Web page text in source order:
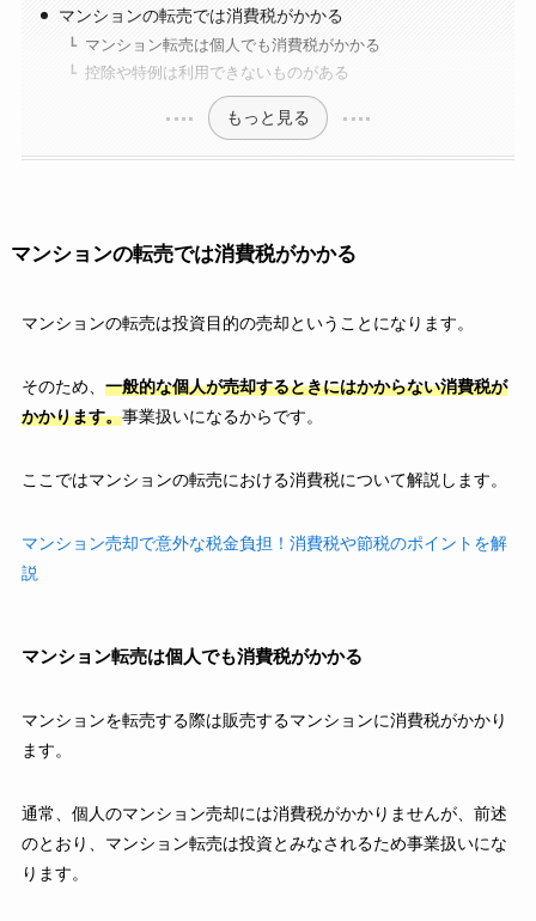
マンションの転売では消費税がかかる
マンション転売は個人でも消費税がかかる
控除や特例は利用できないものがある
もっと見る
マンションの転売では消費税がかかる
マンションの転売は投資目的の売却ということになります。
そのため、 一般的な個人が売却するときにはかからない消費税が
かかります。事業扱いになるからです。
ここではマンションの転売における消費税について解説します。
マンション売却で意外な税金負担！消費税や節税のポイントを解
説
マンション転売は個人でも消費税がかかる
マンションを転売する際は販売するマンションに消費税がかかり
ます。
通常、個人のマンション売却には消費税がかかりませんが、前述
のとおり、マンション転売は投資とみなされるため事業扱いにな
ります。